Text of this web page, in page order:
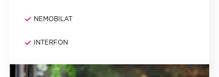
NEMOBILAT
INTERFON